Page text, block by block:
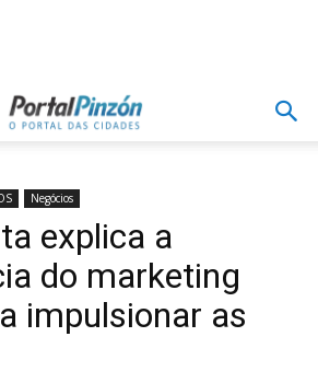
Negócios
explica a
do marketing
impulsionar as